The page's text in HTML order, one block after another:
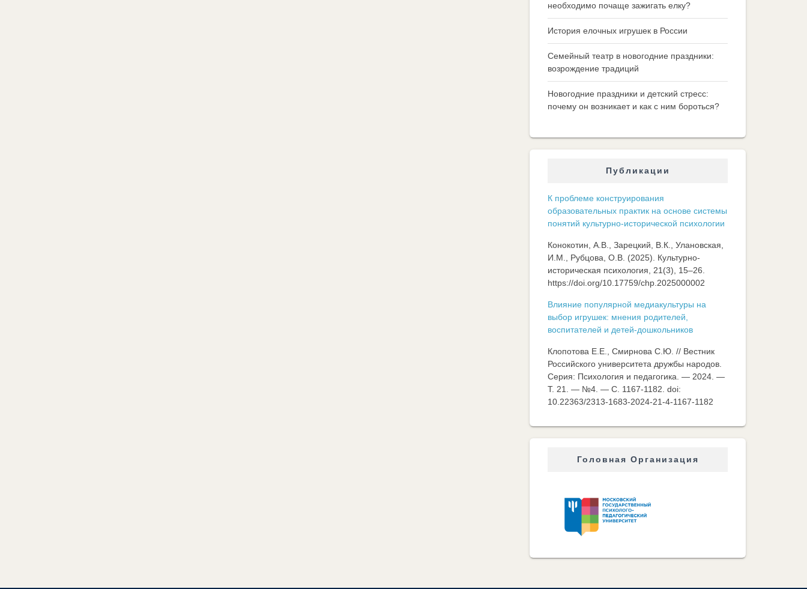
необходимо почаще зажигать елку?
История елочных игрушек в России
Семейный театр в новогодние праздники:
возрождение традиций
Новогодние праздники и детский стресс:
почему он возникает и как с ним бороться?
Публикации
К проблеме конструирования
образовательных практик на основе системы
понятий культурно-исторической психологии
Конокотин, А.В., Зарецкий, В.К., Улановская,
И.М., Рубцова, О.В. (2025). Культурно-
историческая психология, 21(3), 15–26.
https://doi.org/10.17759/chp.2025000002
Влияние популярной медиакультуры на
выбор игрушек: мнения родителей,
воспитателей и детей-дошкольников
Клопотова Е.Е., Смирнова С.Ю. // Вестник
Российского университета дружбы народов.
Серия: Психология и педагогика. — 2024. —
Т. 21. — №4. — C. 1167-1182. doi:
10.22363/2313-1683-2024-21-4-1167-1182
Головная Организация